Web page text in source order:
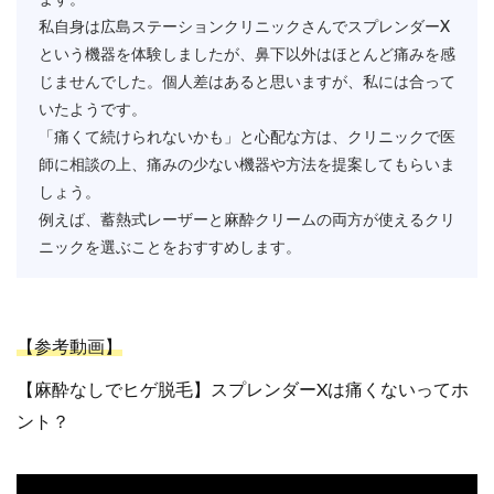
私自身は広島ステーションクリニックさんでスプレンダーX
という機器を体験しましたが、鼻下以外はほとんど痛みを感
じませんでした。個人差はあると思いますが、私には合って
いたようです。
「痛くて続けられないかも」と心配な方は、クリニックで医
師に相談の上、痛みの少ない機器や方法を提案してもらいま
しょう。
例えば、蓄熱式レーザーと麻酔クリームの両方が使えるクリ
ニックを選ぶことをおすすめします。
【参考動画】
【麻酔なしでヒゲ脱毛】スプレンダーXは痛くないってホ
ント？